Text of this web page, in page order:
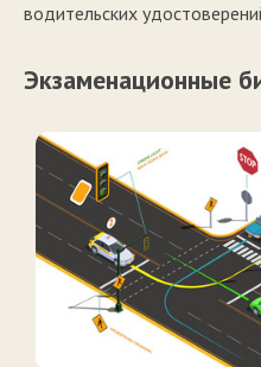
водительских
Экзаменационные